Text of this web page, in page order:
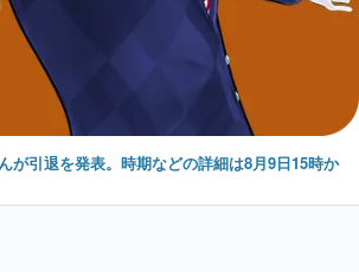
が引退を発表。時期などの詳細は8月9日15時か